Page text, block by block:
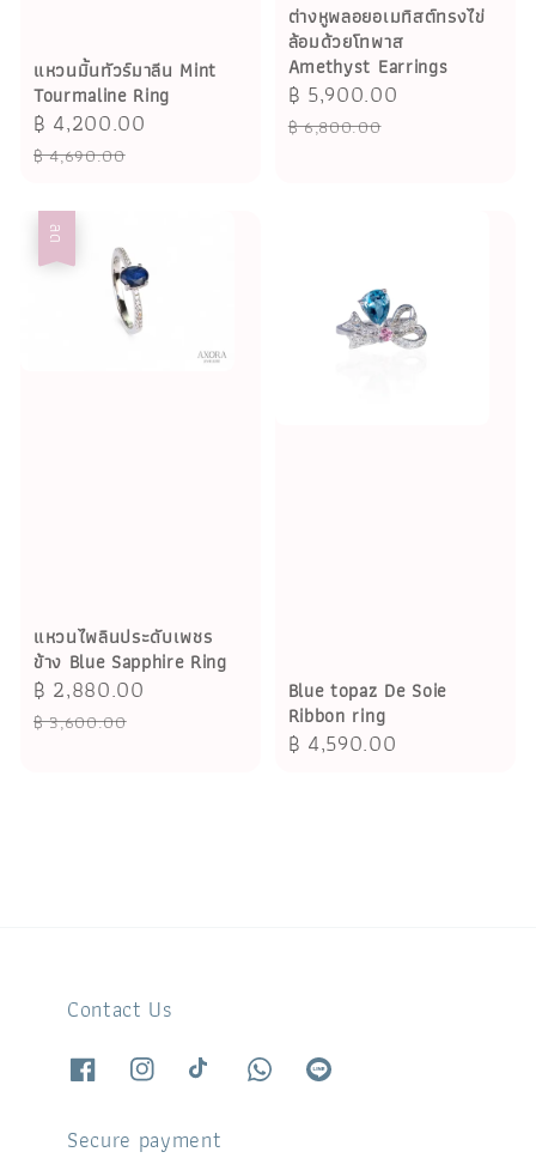
แหวนมิ้นทัวร์มาลีน Mint
Tourmaline Ring
Sale
price
฿ 4,200.00
฿ 4,690.00
ต่างหูพลอยอเมทิสต์ทรงไข่
ล้อมด้วยโทพาส
Amethyst Earrings
Sale
price
฿ 5,900.00
฿ 6,800.00
ลด
แหวนไพลินประดับเพชร
ข้าง Blue Sapphire Ring
Sale
price
฿ 2,880.00
฿ 3,600.00
Blue topaz De Soie
Ribbon ring
Regular
฿ 4,590.00
Contact Us
Secure payment